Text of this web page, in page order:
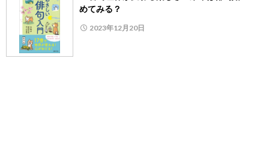
めてみる？
2023年12月20日